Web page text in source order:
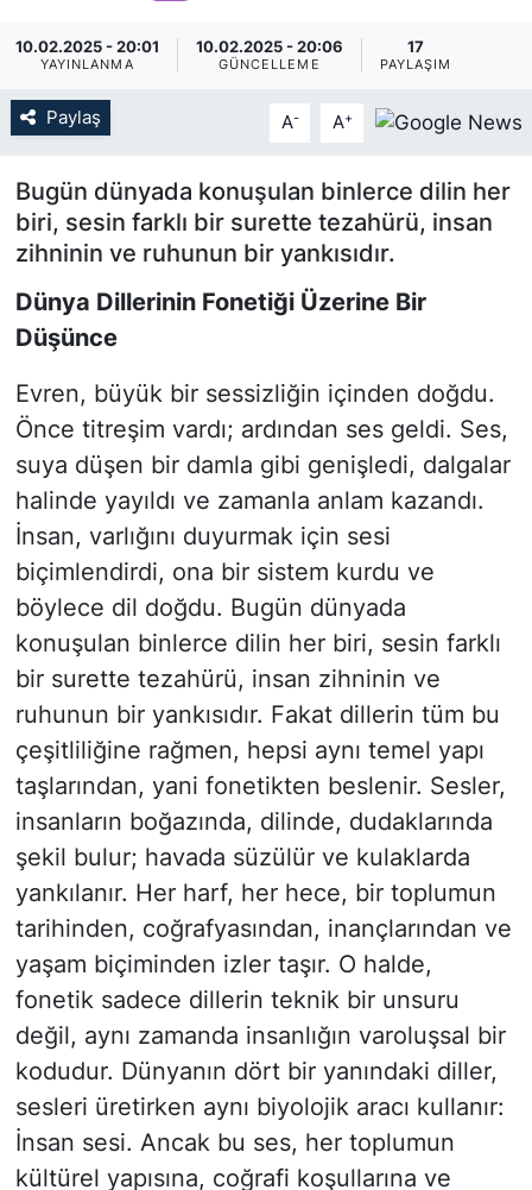
10.02.2025 - 20:01
YAYINLANMA
10.02.2025 - 20:06
GÜNCELLEME
17
PAYLAŞIM
Paylaş A- A+
Bugün dünyada konuşulan binlerce dilin her
biri, sesin farklı bir surette tezahürü, insan
zihninin ve ruhunun bir yankısıdır.
Dünya Dillerinin Fonetiği Üzerine Bir
Düşünce
Evren, büyük bir sessizliğin içinden doğdu.
Önce titreşim vardı; ardından ses geldi. Ses,
suya düşen bir damla gibi genişledi, dalgalar
halinde yayıldı ve zamanla anlam kazandı.
İnsan, varlığını duyurmak için sesi
biçimlendirdi, ona bir sistem kurdu ve
böylece dil doğdu. Bugün dünyada
konuşulan binlerce dilin her biri, sesin farklı
bir surette tezahürü, insan zihninin ve
ruhunun bir yankısıdır. Fakat dillerin tüm bu
çeşitliliğine rağmen, hepsi aynı temel yapı
taşlarından, yani fonetikten beslenir. Sesler,
insanların boğazında, dilinde, dudaklarında
şekil bulur; havada süzülür ve kulaklarda
yankılanır. Her harf, her hece, bir toplumun
tarihinden, coğrafyasından, inançlarından ve
yaşam biçiminden izler taşır. O halde,
fonetik sadece dillerin teknik bir unsuru
değil, aynı zamanda insanlığın varoluşsal bir
kodudur. Dünyanın dört bir yanındaki diller,
sesleri üretirken aynı biyolojik aracı kullanır:
İnsan sesi. Ancak bu ses, her toplumun
kültürel yapısına, coğrafi koşullarına ve
KÖŞE YAZILARI
KÖŞE YAZILARI (Arşiv)
MAGAZİN
RÖPORTAJ
SAĞLIK
SARIYER HABERLERİ
SARIYER İMAR BARIŞI
SEKTÖR
SİYASET
SON DAKİKA HABERİ
SPOR
TEKNOLOJİ
TÜRKİYE VE DÜNYA GÜNDEMİ
VİDEO GALERİ
YAŞAM